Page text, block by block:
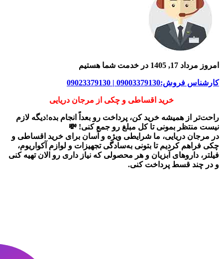
امروز مرداد 17, 1405 در خدمت شما هستیم
کارشناس فروش:09003379130 | 09023379130
خرید اقساطی و چکی از مرجان دریایی
راحت‌تر از همیشه خرید کن، پرداخت رو بعداً انجام بده!دیگه لازم
نیست منتظر بمونی تا کل مبلغ رو جمع کنی! 💸
در مرجان دریایی، ما شرایطی ویژه و آسان برای خرید اقساطی و
چکی فراهم کردیم تا بتونی به‌سادگی تجهیزات و لوازم آکواریوم،
فیلتر، داروهای آبزیان و هر محصولی که نیاز داری رو الان تهیه کنی
و در چند قسط پرداخت کنی.